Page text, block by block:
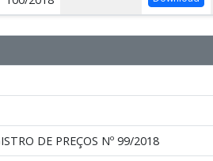
DE PREÇOS Nº 99/2018